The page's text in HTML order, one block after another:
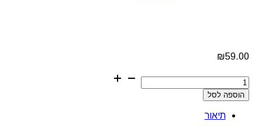
₪59.00
כמות
של
מברשת
קרמית
הוספה לסל
תיאור